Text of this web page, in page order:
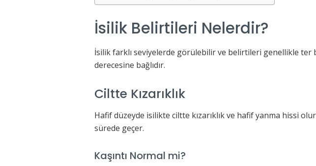
İsilik Belirtileri Nelerdir?
İsilik farklı seviyelerde görülebilir ve belirtileri genellikle ter
derecesine bağlıdır.
Ciltte Kızarıklık
Hafif düzeyde isilikte ciltte kızarıklık ve hafif yanma hissi
sürede geçer.
Kaşıntı Normal mi?